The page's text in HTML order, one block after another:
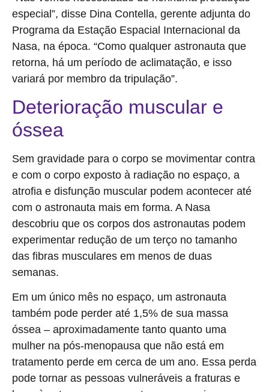
especial”, disse Dina Contella, gerente adjunta do
Programa da Estação Espacial Internacional da
Nasa, na época. “Como qualquer astronauta que
retorna, há um período de aclimatação, e isso
variará por membro da tripulação”.
Deterioração muscular e
óssea
Sem gravidade para o corpo se movimentar contra
e com o corpo exposto à radiação no espaço, a
atrofia e disfunção muscular podem acontecer até
com o astronauta mais em forma. A Nasa
descobriu que os corpos dos astronautas podem
experimentar redução de um terço no tamanho
das fibras musculares em menos de duas
semanas.
Em um único mês no espaço, um astronauta
também pode perder até 1,5% de sua massa
óssea – aproximadamente tanto quanto uma
mulher na pós-menopausa que não está em
tratamento perde em cerca de um ano. Essa perda
pode tornar as pessoas vulneráveis a fraturas e